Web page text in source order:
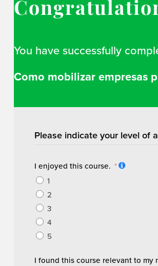
You have successfully
Como mobilizar empresas
Please indicate your level of
I enjoyed this course.
1
2
3
4
5
I found this course relevant to my